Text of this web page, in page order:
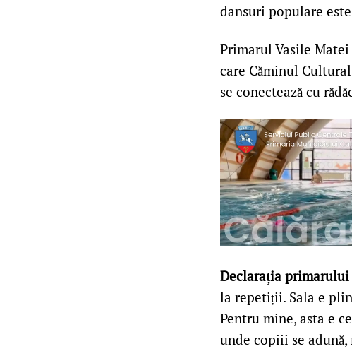
dansuri populare
Primarul Vasile
care Căminul
se conectează cu
Declarația
la repetiții. Sala e
Pentru mine, asta e
unde copiii se